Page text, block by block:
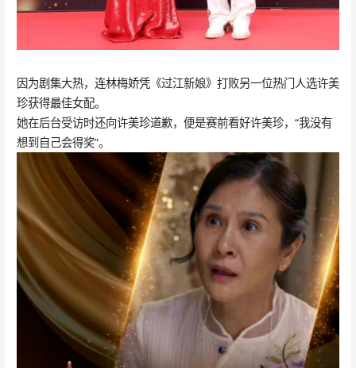
因为剧集大热，连林梅娇凭《过江新娘》打败另一位热门人选许美
珍获得最佳女配。
她在后台受访时还向许美珍道歉，便是赛前看好许美珍，“我没有
想到自己会得奖”。